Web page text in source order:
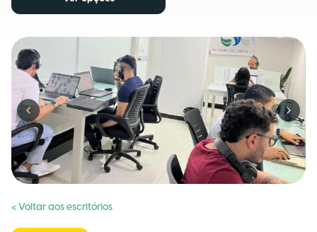
Previous slide Next
< Voltar aos escritórios